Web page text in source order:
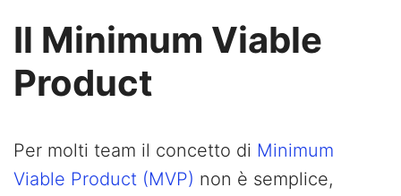
Il Minimum Viable
Product
Per molti team il concetto di Minimum
Viable Product (MVP) non è semplice,